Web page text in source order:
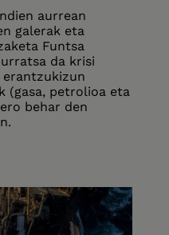
aurrean
galerak eta
Funtsa
da krisi
(gasa, petrolioa eta
behar den